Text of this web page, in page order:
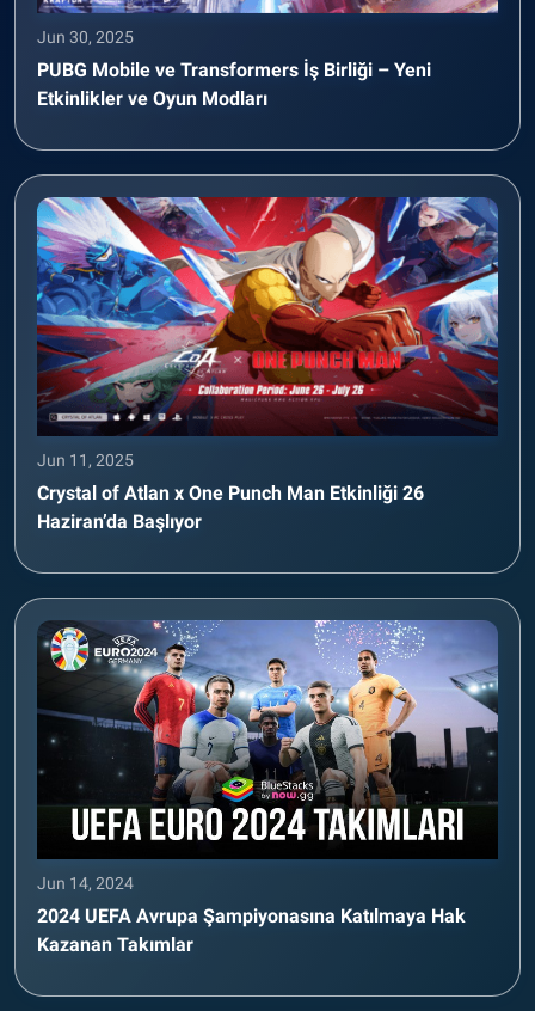
Jun 30, 2025
PUBG Mobile ve Transformers İş Birliği – Yeni
Etkinlikler ve Oyun Modları
Jun 11, 2025
Crystal of Atlan x One Punch Man Etkinliği 26
Haziran’da Başlıyor
Jun 14, 2024
2024 UEFA Avrupa Şampiyonasına Katılmaya Hak
Kazanan Takımlar